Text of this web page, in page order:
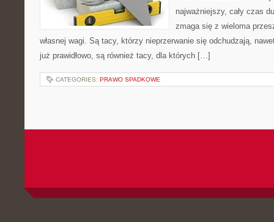
najważniejszy, cały czas
zmaga się z wieloma
własnej wagi. Są tacy, którzy nieprzerwanie się odchudzają,
już prawidłowo, są również tacy, dla których […]
CATEGORIES: PRAWO SPADKOWE